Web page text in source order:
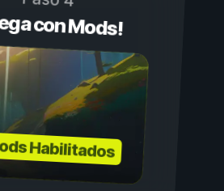
con Mods!
Habilitados